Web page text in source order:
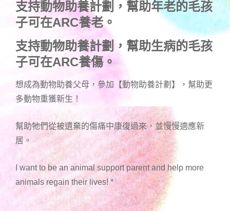
支持動物助養計劃，幫助年老的毛孩
子可在ARC養老。
支持動物助養計劃，幫助生病的毛孩
子可在ARC養傷。
想成為動物助養父母，參加【動物助養計劃】，幫助更
多動物重獲新生！
幫助牠們從被遺棄的傷痛中康復過來，並慢慢適應新
居。
I want to be an animal support parent and help more
animals regain their lives!*